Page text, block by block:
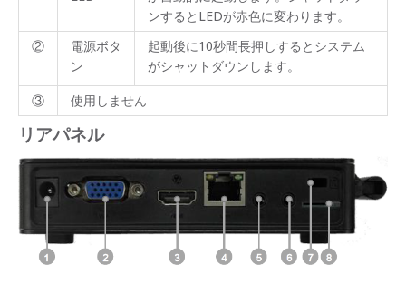
ンするとLEDが赤色に変わります。
②
電源ボタ
ン
起動後に10秒間長押しするとシステム
がシャットダウンします。
③
使用しません
リアパネル